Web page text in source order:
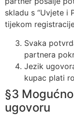
skladu s “Uvjete i
tijekom
Svaka
partnera
Jezik
kupac plati
§3
ugovoru